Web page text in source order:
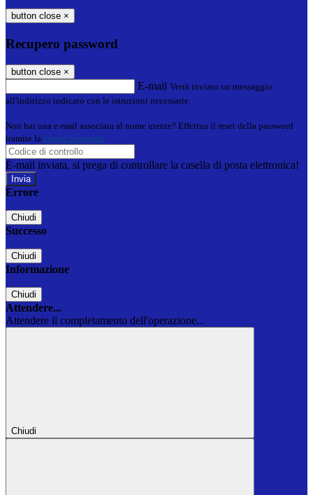
button close ×
Recupero password
button close ×
E-mail Verrà inviato un messaggio
all'indirizzo indicato con le istruzioni necessarie.
Non hai una e-mail associata al nome utente? Effettua il reset della password
tramite la Login Spaggiari
E-mail inviata, si prega di controllare la casella di posta elettronica!
Errore
Chiudi
Successo
Chiudi
Informazione
Chiudi
Attendere...
Attendere il completamento dell'operazione...
Chiudi